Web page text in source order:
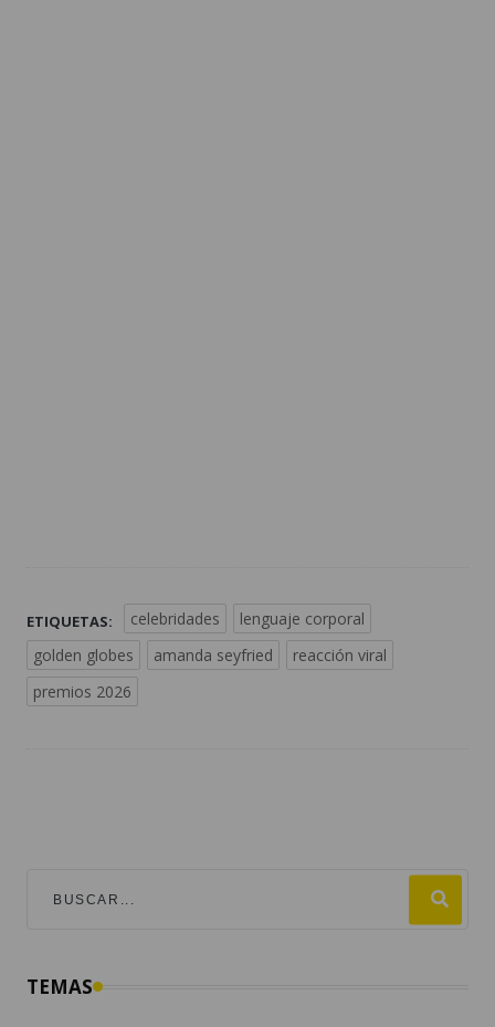
ETIQUETAS: celebridades
lenguaje corporal
golden globes
amanda seyfried
reacción viral
premios 2026
TEMAS